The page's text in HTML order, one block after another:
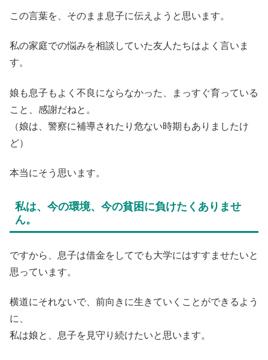
この言葉を、そのまま息子に伝えようと思います。
私の家庭での悩みを相談していた友人たちはよく言いま
す。
娘も息子もよく不良にならなかった、まっすぐ育っている
こと、感謝だねと。
（娘は、警察に補導されたり危ない時期もありましたけ
ど）
本当にそう思います。
私は、今の環境、今の貧困に負けたくありませ
ん。
ですから、息子は借金をしてでも大学にはすすませたいと
思っています。
横道にそれないで、前向きに生きていくことができるよう
に、
私は娘と、息子を見守り続けたいと思います。